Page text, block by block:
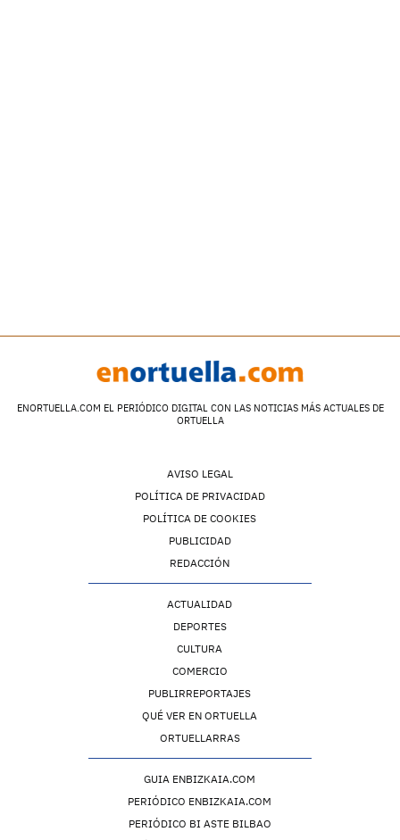
ENORTUELLA.COM EL PERIÓDICO DIGITAL CON LAS NOTICIAS MÁS ACTUALES DE
ORTUELLA
AVISO LEGAL
POLÍTICA DE PRIVACIDAD
POLÍTICA DE COOKIES
PUBLICIDAD
REDACCIÓN
ACTUALIDAD
DEPORTES
CULTURA
COMERCIO
PUBLIRREPORTAJES
QUÉ VER EN ORTUELLA
ORTUELLARRAS
GUIA ENBIZKAIA.COM
PERIÓDICO ENBIZKAIA.COM
PERIÓDICO BI ASTE BILBAO